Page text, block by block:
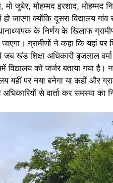
जुबेर, मोहम्मद इरशाद, मोहम्मद
जाएगा क्योंकि दूसरा विद्यालय
के निर्णय के खिलाफ
ग्रामीणों ने कहा कि यहां
खंड शिक्षा अधिकारी बृजलाल
को जर्जर बताया गया है।
यहीं पर नया बनेगा या कहीं और
से वार्ता कर समस्या का